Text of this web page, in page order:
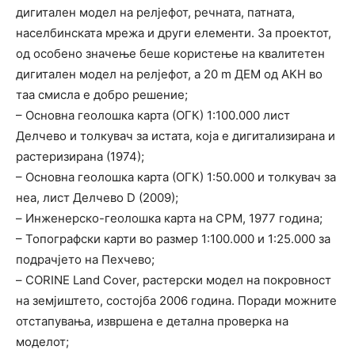
дигитален мо­­дел на релјефот, речната, патната,
населбинската мрежа и други елементи. За про­ек­тот,
од особено значење беше користење на квалитетен
дигитален модел на рел­је­фот, а 20 m ДЕМ од АКН во
таа смисла е добро решение;
– Основна геолошка карта (ОГК) 1:100.000 лист
Делчево и толкувач за истата, која е ди­ги­тализирана и
растеризирана (1974);
– Основна геолошка карта (ОГК) 1:50.000 и толкувач за
неа, лист Делчево D (2009);
– Инженерско-геолошка карта на СРМ, 1977 година;
– Топографски карти во размер 1:100.000 и 1:25.000 за
подрачјето на Пехчево;
– CORINE Land Cover, растерски модел на покровност
на земјиштето, состојба 2006 го­дина. Поради можните
отстапувања, извршена е детална проверка на
моделот;